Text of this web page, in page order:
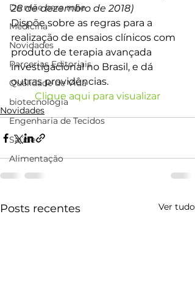
De mãe para mãe
Medicina
Novidades
Parcerias Editoriais
Qualidade de Vida
biotecnologia
Engenharia de Tecidos
Saúde
Alimentação
28 de dezembro de 2018)
Dispõe sobre as regras para a
realização de ensaios clínicos com
produto de terapia avançada
investigacional no Brasil, e dá
outras providências.
Clique aqui para visualizar
Novidades
Posts recentes Ver tudo